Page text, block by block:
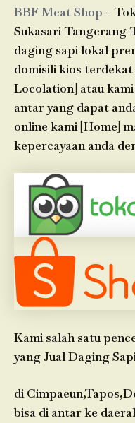
BBF Meat Shop –
Sukasari-
daging sapi lokal
domisili kios
Locolation] atau
antar yang dapat
online kami [Home]
kepercayaan anda
Kami salah satu
yang Jual Daging
di
bisa di antar ke